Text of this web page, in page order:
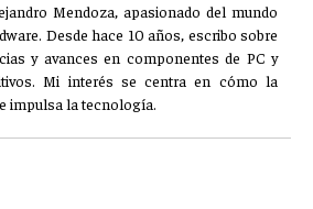
Mendoza, apasionado del mundo
Desde hace 10 años, escribo sobre
y avances en componentes de PC y
Mi interés se centra en cómo la
impulsa la tecnología.